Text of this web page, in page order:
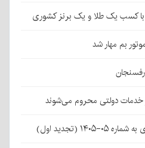
کسب یک طلا و یک برنز کشوری
بم مهار شد
خدمات دولتی محروم می‌شوند
(تجدید اول)